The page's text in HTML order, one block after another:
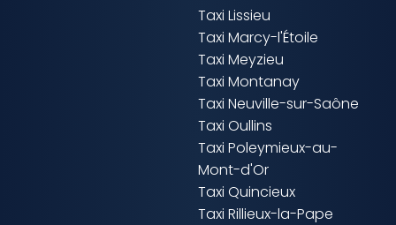
Taxi Lissieu
Taxi Marcy-l'Étoile
Taxi Meyzieu
Taxi Montanay
Taxi Neuville-sur-Saône
Taxi Oullins
Taxi Poleymieux-au-
Mont-d'Or
Taxi Quincieux
Taxi Rillieux-la-Pape